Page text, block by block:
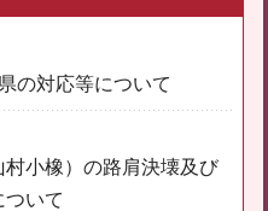
の対応等について
小橡）の路肩決壊及び
いて